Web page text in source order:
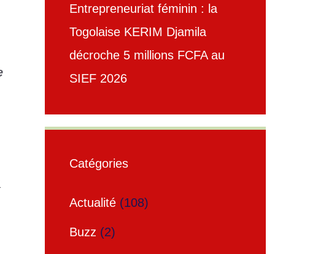
Entrepreneuriat féminin : la
Togolaise KERIM Djamila
décroche 5 millions FCFA au
SIEF 2026
Catégories
Actualité (108)
Buzz (2)